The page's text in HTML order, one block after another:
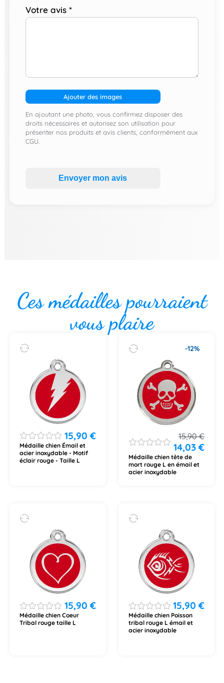
Votre avis *
Ajouter des images
En ajoutant une photo, vous confirmez disposer des
droits nécessaires et autorisez son utilisation pour
présenter nos produits et avis clients, conformément aux
CGU.
Envoyer mon avis
Ces médailles pourraient
vous plaire
15,90 €
Médaille chien Émail et
acier inoxydable - Motif
éclair rouge - Taille L
-12%
15,90€
14,03€
Médaille chien tête de
mort rouge L en émail et
acier inoxydable
15,90 €
Médaille chien Coeur
Tribal rouge taille L
15,90€
Médaille chien Poisson
tribal rouge L émail et
acier inoxydable